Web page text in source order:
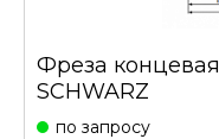
Фреза концевая
SCHWARZ
по запросу